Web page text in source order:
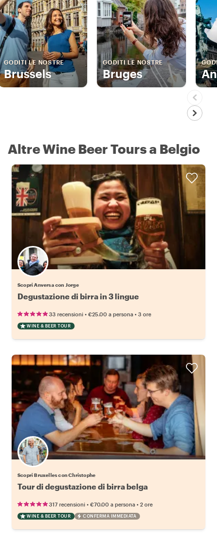
GODITI LE NOSTRE
Brussels
GODITI LE NOSTRE
Bruges
Altre Wine Beer Tours a Belgio
Scopri Anversa con Jorge
Degustazione di birra in 3 lingue
33 recensioni • €25.00 a persona • 3 ore
WINE & BEER TOUR
Scopri Bruxelles con Christophe
Tour di degustazione di birra belga
317 recensioni • €70.00 a persona • 2 ore
WINE & BEER TOUR CONFERMA IMMEDIATA